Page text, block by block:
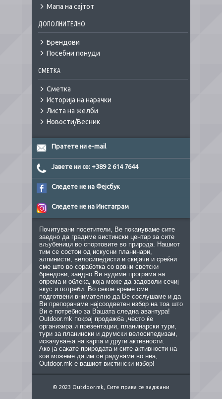
Мапа на сајтот
ДОПОЛНИТЕЛНО
Брендови
Посебни понуди
СМЕТКА
Сметка
Историја на нарачки
Листа на желби
Новости/Весник
Пратете ни e-mail
Јавете ни се: +389 2 614 7644
Следете не на Фејсбук
Следете не на Инстаграм
Почитувани посетители, Ве покануваме сите
заедно да градиме вистински центар за сите
вљубеници во спортовите во природа. Нашиот
тим се состои од искусни планинари,
алпинисти, велосипедисти и скијачи и среќни
сме што во соработка со врвни светски
брендови, заедно Ви нудиме програма на
опрема и облека, која може да задоволи сечиј
вкус и потреби. Во секое време сме
подготвени внимателно да Ве сослушаме и да
Ви препорачаме најсоодветен избор на тоа што
Ви е потребно за Вашата следна авантура!
Outdoor.mk покрај продажба ,често ќе
организира и презентации, планинарски тури,
тури за планински и друмски велосипедизам,
искачувања на карпа и други активности.
Ако ја сакате природата и сите активности на
кои можеме да им се радуваме во неа,
Outdoor.mk е вашиот вистински избор!
© 2023 Outdoor.mk, Сите права се заджани